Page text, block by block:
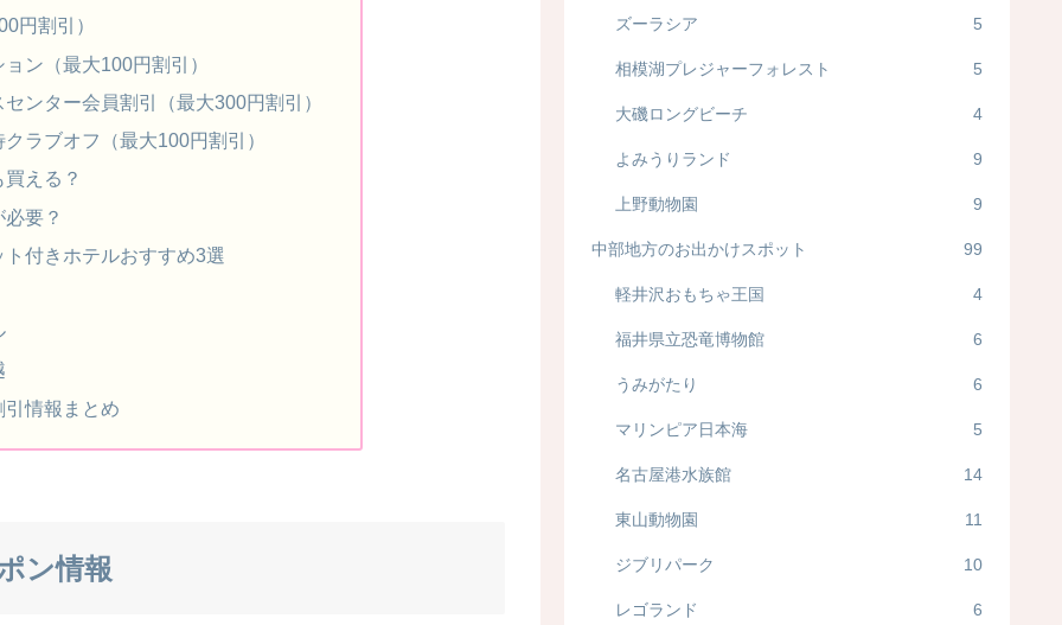
円割引）
ン（最大100円割引）
ンター会員割引（最大300円割引）
ラブオフ（最大100円割引）
える？
要？
付きホテルおすすめ3選
情報まとめ
ン情報
ズーラシア 5
相模湖プレジャーフォレスト 5
大磯ロングビーチ 4
よみうりランド 9
上野動物園 9
中部地方のお出かけスポット 99
軽井沢おもちゃ王国 4
福井県立恐竜博物館 6
うみがたり 6
マリンピア日本海 5
名古屋港水族館 14
東山動物園 11
ジブリパーク 10
レゴランド 6